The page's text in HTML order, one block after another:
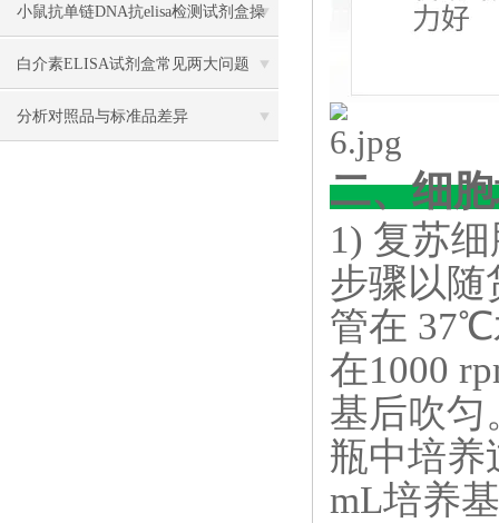
小鼠抗单链DNA抗elisa检测试剂盒操
作说明
白介素ELISA试剂盒常见两大问题
分析对照品与标准品差异
二、细
1) 复苏
步骤以随
管在 37℃
在1000
基后吹匀
瓶中培养
mL培养